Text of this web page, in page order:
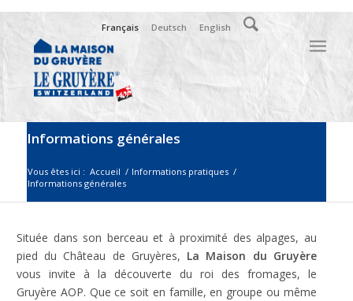
Français Deutsch English
Informations générales
Vous êtes ici : Accueil / Informations pratiques /
Informations générales
Située dans son berceau et à proximité des alpages, au
pied du Château de Gruyères, La Maison du Gruyère
vous invite à la découverte du roi des fromages, le
Gruyère AOP. Que ce soit en famille, en groupe ou même